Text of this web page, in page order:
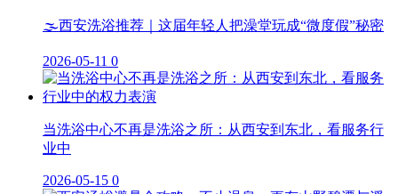
🌫️西安洗浴推荐｜这届年轻人把澡堂玩成“微度假”秘密
2026-05-11 0
当洗浴中心不再是洗浴之所：从西安到东北，看服务行
业中
2026-05-15 0